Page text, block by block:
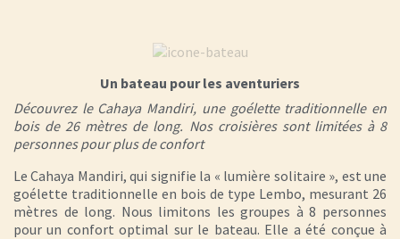
Un bateau pour les aventuriers
Découvrez le Cahaya Mandiri, une goélette traditionnelle en
bois de 26 mètres de long. Nos croisières sont limitées à 8
personnes pour plus de confort
Le Cahaya Mandiri, qui signifie la « lumière solitaire », est une
goélette traditionnelle en bois de type Lembo, mesurant 26
mètres de long. Nous limitons les groupes à 8 personnes
pour un confort optimal sur le bateau. Elle a été conçue à